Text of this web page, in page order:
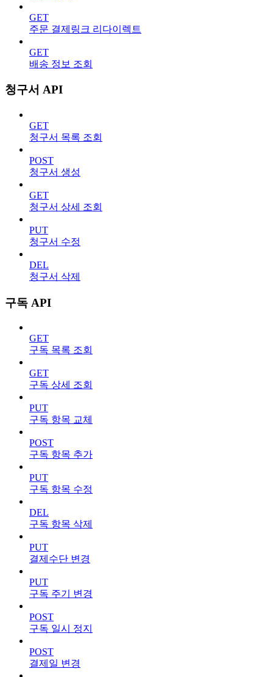
GET
주문 결제링크 리다이렉트
GET
배송 정보 조회
청구서 API
GET
청구서 목록 조회
POST
청구서 생성
GET
청구서 상세 조회
PUT
청구서 수정
DEL
청구서 삭제
구독 API
GET
구독 목록 조회
GET
구독 상세 조회
PUT
구독 항목 교체
POST
구독 항목 추가
PUT
구독 항목 수정
DEL
구독 항목 삭제
PUT
결제수단 변경
PUT
구독 주기 변경
POST
구독 일시 정지
POST
결제일 변경